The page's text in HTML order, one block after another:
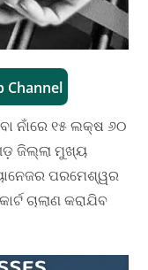
Channel
ନାଁରେ ୧୫ ଲକ୍ଷ ୬୦
ଜିଲ୍ଲା ମୁଖ୍ୟ
ପରମେଶ୍ୱର
ଚାଲାଣ କରାଯିବ